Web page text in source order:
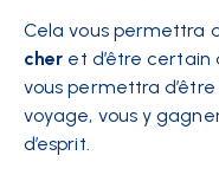
Cela vous permettra
cher et d’être certain
vous permettra
voyage, vous y
d’esprit.